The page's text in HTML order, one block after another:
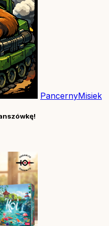
PancernyMisiek